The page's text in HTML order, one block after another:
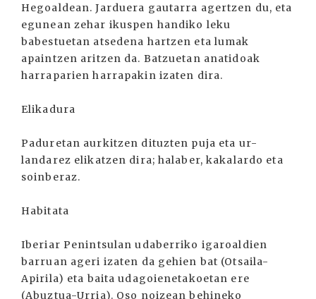
Hegoaldean. Jarduera gautarra agertzen du, eta
egunean zehar ikuspen handiko leku
babestuetan atsedena hartzen eta lumak
apaintzen aritzen da. Batzuetan anatidoak
harraparien harrapakin izaten dira.
Elikadura
Paduretan aurkitzen dituzten puja eta ur-
landarez elikatzen dira; halaber, kakalardo eta
soinberaz.
Habitata
Iberiar Penintsulan udaberriko igaroaldien
barruan ageri izaten da gehien bat (Otsaila-
Apirila) eta baita udagoienetakoetan ere
(Abuztua-Urria). Oso noizean behineko